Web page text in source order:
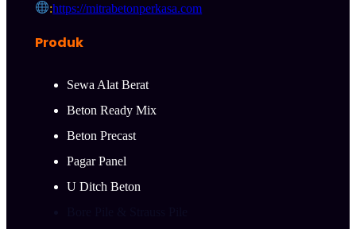
:https://mitrabetonperkasa.com
Produk
Sewa Alat Berat
Beton Ready Mix
Beton Precast
Pagar Panel
U Ditch Beton